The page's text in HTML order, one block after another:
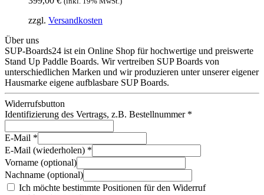
zzgl. Versandkosten
Über uns
SUP-Boards24 ist ein Online Shop für hochwertige und preiswerte
Stand Up Paddle Boards. Wir vertreiben SUP Boards von
unterschiedlichen Marken und wir produzieren unter unserer eigener
Hausmarke eigene aufblasbare SUP Boards.
Widerrufsbutton
Identifizierung des Vertrags, z.B. Bestellnummer *
E-Mail *
E-Mail (wiederholen) *
Vorname (optional)
Nachname (optional)
Ich möchte bestimmte Positionen für den Widerruf